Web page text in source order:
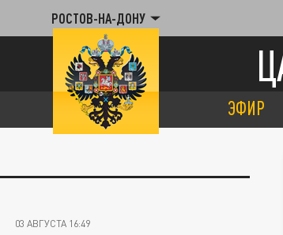
РОСТОВ-НА-ДОНУ
ЭФИР
03 АВГУСТА 16:49